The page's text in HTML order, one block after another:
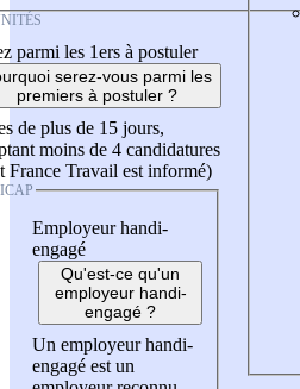
parmi les 1ers à postuler
serez-vous parmi les
premiers à postuler ?
de plus de 15 jours,
moins de 4 candidatures
France Travail est informé)
Employeur handi-
engagé
Qu'est-ce qu'un
employeur handi-
engagé ?
Un employeur handi-
engagé est un